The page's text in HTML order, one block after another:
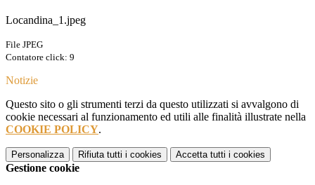
Locandina_1.jpeg
File JPEG
Contatore click: 9
Notizie
Questo sito o gli strumenti terzi da questo utilizzati si avvalgono di
cookie necessari al funzionamento ed utili alle finalità illustrate nella
COOKIE POLICY.
Personalizza Rifiuta tutti i cookies Accetta tutti i cookies
Gestione cookie